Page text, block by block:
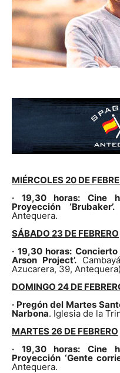
MIÉRCOLES 20 DE
· 19,30 horas: Cine
Proyección ‘Brubaker’.
Antequera.
SÁBADO 23 DE FEBRERO
· 19,30 horas:
Arson Project’.
Azucarera, 39,
DOMINGO 24 DE
· Pregón del Martes
Narbona. Iglesia de la
MARTES 26 DE FEBRERO
· 19,30 horas: Cine
Proyección ‘Gente
Antequera.